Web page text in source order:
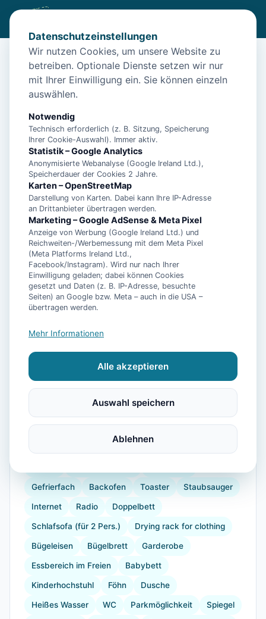
/Unterkünfte /Borkum/
"Gemütliche Ferienwohnung auf Borkum – ideal für Familien und
Paare!"
"Gemütliche Ferienwohnung auf
Borkum – ideal für Familien und
Paare!"
26757 Borkum
📷21Bilder
Gefrierfach Backofen Toaster Staubsauger
Internet Radio Doppelbett
Schlafsofa (für 2 Pers.) Drying rack for clothing
Bügeleisen Bügelbrett Garderobe
Essbereich im Freien Babybett
Kinderhochstuhl Föhn Dusche
Heißes Wasser WC Parkmöglichkeit Spiegel
Datenschutzeinstellungen
Wir nutzen Cookies, um unsere Website zu
betreiben. Optionale Dienste setzen wir nur
mit Ihrer Einwilligung ein. Sie können einzeln
auswählen.
Notwendig
Technisch erforderlich (z. B. Sitzung, Speicherung
Ihrer Cookie-Auswahl). Immer aktiv.
Statistik – Google Analytics
Anonymisierte Webanalyse (Google Ireland Ltd.),
Speicherdauer der Cookies 2 Jahre.
Karten – OpenStreetMap
Darstellung von Karten. Dabei kann Ihre IP-Adresse
an Drittanbieter übertragen werden.
Marketing – Google AdSense & Meta Pixel
Anzeige von Werbung (Google Ireland Ltd.) und
Reichweiten-/Werbemessung mit dem Meta Pixel
(Meta Platforms Ireland Ltd.,
Facebook/Instagram). Wird nur nach Ihrer
Einwilligung geladen; dabei können Cookies
gesetzt und Daten (z. B. IP-Adresse, besuchte
Seiten) an Google bzw. Meta – auch in die USA –
übertragen werden.
Mehr Informationen
Alle akzeptieren
Auswahl speichern
Ablehnen